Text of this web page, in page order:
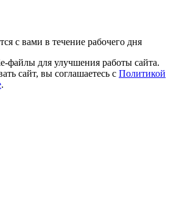
с вами в течение рабочего дня
файлы для улучшения работы сайта.
сайт, вы соглашаетесь с Политикой
.